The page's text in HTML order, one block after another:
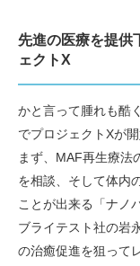
先進の医療を提供
ェクトX
かと言って腫れも酷
でプロジェクトXが開
まず、MAF再生療法
を相談、そして体内
ことが出来る「ナノ
ブライテスト社の岩
の治癒促進を狙って